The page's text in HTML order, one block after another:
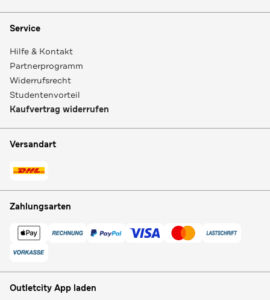
Service
Hilfe & Kontakt
Partnerprogramm
Widerrufsrecht
Studentenvorteil
Kaufvertrag widerrufen
Versandart
Zahlungsarten
Outletcity App laden